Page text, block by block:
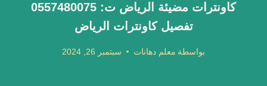
كاونترات مضيئة الرياض ت: 0557480075
تفصيل كاونترات الرياض
بواسطة معلم دهانات سبتمبر 26, 2024